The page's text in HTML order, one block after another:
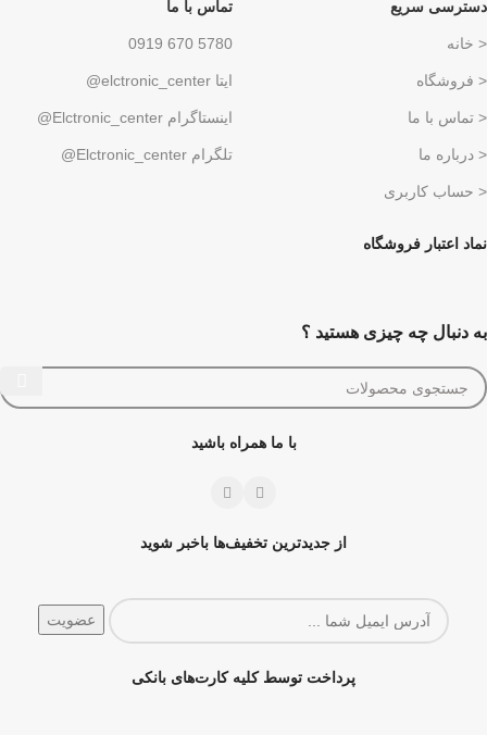
دسترسی سریع
< خانه
< فروشگاه
< تماس با ما
< درباره ما
< حساب کاربری
تماس با ما
5780 670 0919
ایتا elctronic_center@
اینستاگرام Elctronic_center@
تلگرام Elctronic_center@
نماد اعتبار فروشگاه
به دنبال چه چیزی هستید ؟
با ما همراه باشید
از جدیدترین تخفیف‌ها باخبر شوید
پرداخت توسط کلیه کارت‌های بانکی